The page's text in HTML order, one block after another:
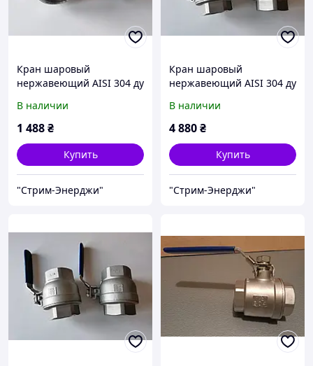
Кран шаровый
нержавеющий AISI 304 ду
В наличии
1 488₴
Купить
"Стрим-Энерджи"
Кран шаровый
нержавеющий AISI 304 ду
В наличии
4 880₴
Купить
"Стрим-Энерджи"